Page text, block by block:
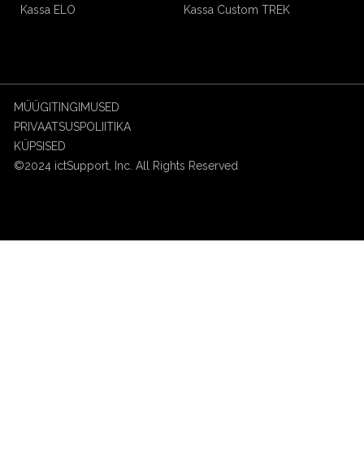
Kassa ELO
Kassa Custom TREK
©2024 ictSupport, Inc. All Rights Reserved
MÜÜGITINGIMUSED
PRIVAATSUSPOLIITIKA
KÜPSISED